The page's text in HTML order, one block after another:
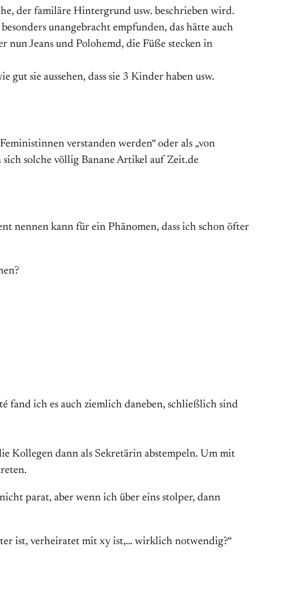
der familäre Hintergrund usw. beschrieben wird.
unangebracht empfunden, das hätte auch
nun Jeans und Polohemd, die Füße stecken in
sie aussehen, dass sie 3 Kinder haben usw.
verstanden werden“ oder als „von
sich solche völlig Banane Artikel auf Zeit.de
nennen kann für ein Phänomen, dass ich schon öfter
fand ich es auch ziemlich daneben, schließlich sind
Kollegen dann als Sekretärin abstempeln. Um mit
parat, aber wenn ich über eins stolper, dann
ist, verheiratet mit xy ist,… wirklich notwendig?“